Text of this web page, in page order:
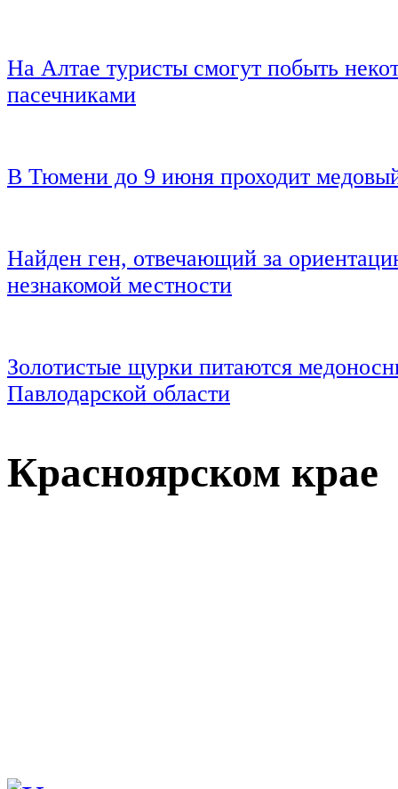
На Алтае туристы смогут побыть
пасечниками
В Тюмени до 9 июня проходит
Найден ген, отвечающий за
незнакомой местности
Золотистые щурки питаются
Павлодарской области
Красноярском крае